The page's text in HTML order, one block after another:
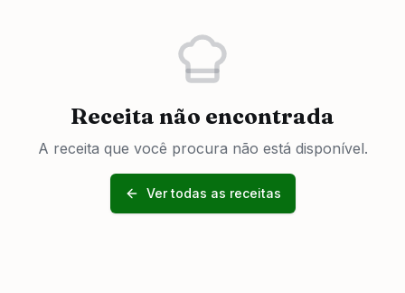
Receita não encontrada
A receita que você procura não está disponível.
Ver todas as receitas